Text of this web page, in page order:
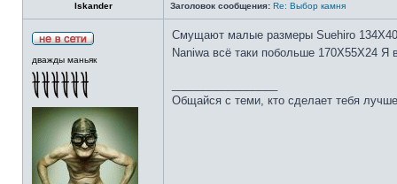
Iskander Заголовок сообщения: Re: Выбор камня
дважды маньяк
Смущают малые размеры Suehiro
Naniwa всё таки побольше 170Х55Х24 Я
Общайся с теми, кто сделает тебя